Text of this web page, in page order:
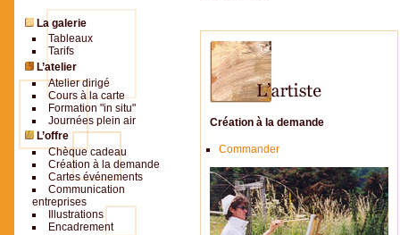
Création à la demande
Commander
La galerie
Tableaux
Tarifs
L’atelier
Atelier dirigé
Cours à la carte
Formation "in situ"
Journées plein air
L’offre
Chèque cadeau
Création à la demande
Cartes événements
Communication
entreprises
Illustrations
Encadrement